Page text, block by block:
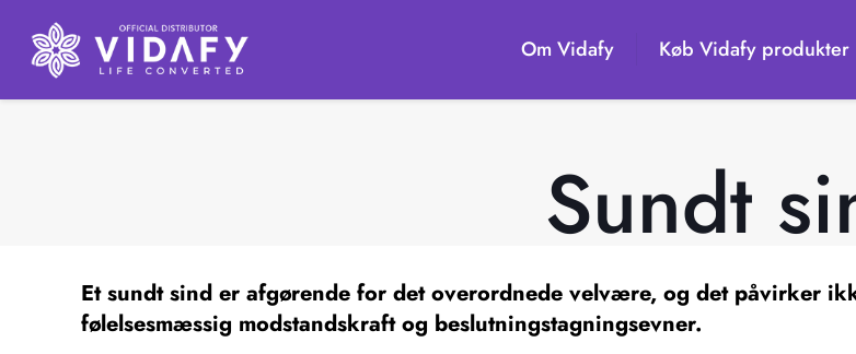
Om Vidafy Køb Vidafy produkter
Sundt
Etsundt sind er afgørende for det overordnede velvære, og det påvirker
følelsesmæssig modstandskraft og beslutningstagningsevner.